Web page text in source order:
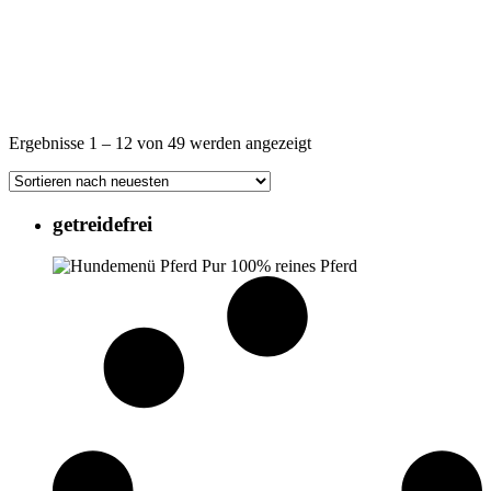
Ergebnisse 1 – 12 von 49 werden angezeigtNach
getreidefrei